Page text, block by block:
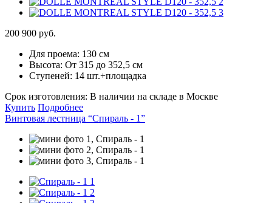
200 900 руб.
Для проема: 130 см
Высота: От 315 до 352,5 см
Ступеней: 14 шт.+площадка
Срок изготовления: В наличии на складе в Москве
Купить Подробнее
Винтовая лестница “Спираль - 1”